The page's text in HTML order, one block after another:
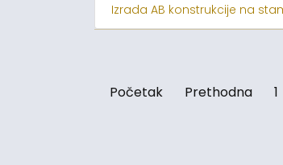
Izrada AB konstrukcije na
Početak Prethodna 1